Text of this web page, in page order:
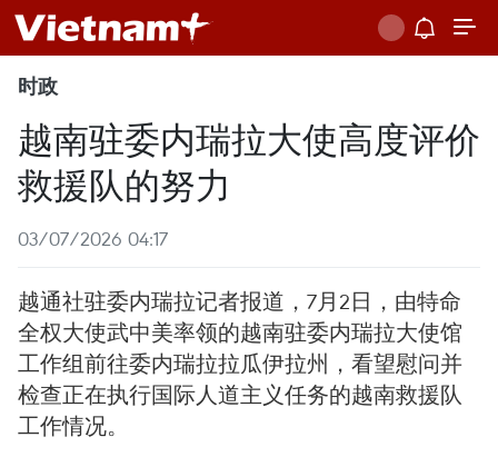
时政
越南驻委内瑞拉大使高度评价
救援队的努力
03/07/2026 04:17
越通社驻委内瑞拉记者报道，7月2日，由特命
全权大使武中美率领的越南驻委内瑞拉大使馆
工作组前往委内瑞拉拉瓜伊拉州，看望慰问并
检查正在执行国际人道主义任务的越南救援队
工作情况。